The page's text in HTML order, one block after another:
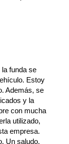
funda se
Estoy
Además, se
y la
con mucha
utilizado,
empresa.
Un saludo.